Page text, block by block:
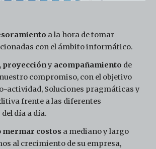
a la hora de tomar
con el ámbito informático.
, proyección y acompañamiento de
compromiso, con el objetivo
actividad, Soluciones pragmáticas y
frente a las diferentes
día a día.
mermar costos a mediano y largo
al crecimiento de su empresa,